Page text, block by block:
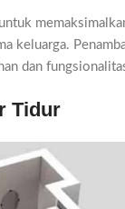
keluarga.
dan
Tidur